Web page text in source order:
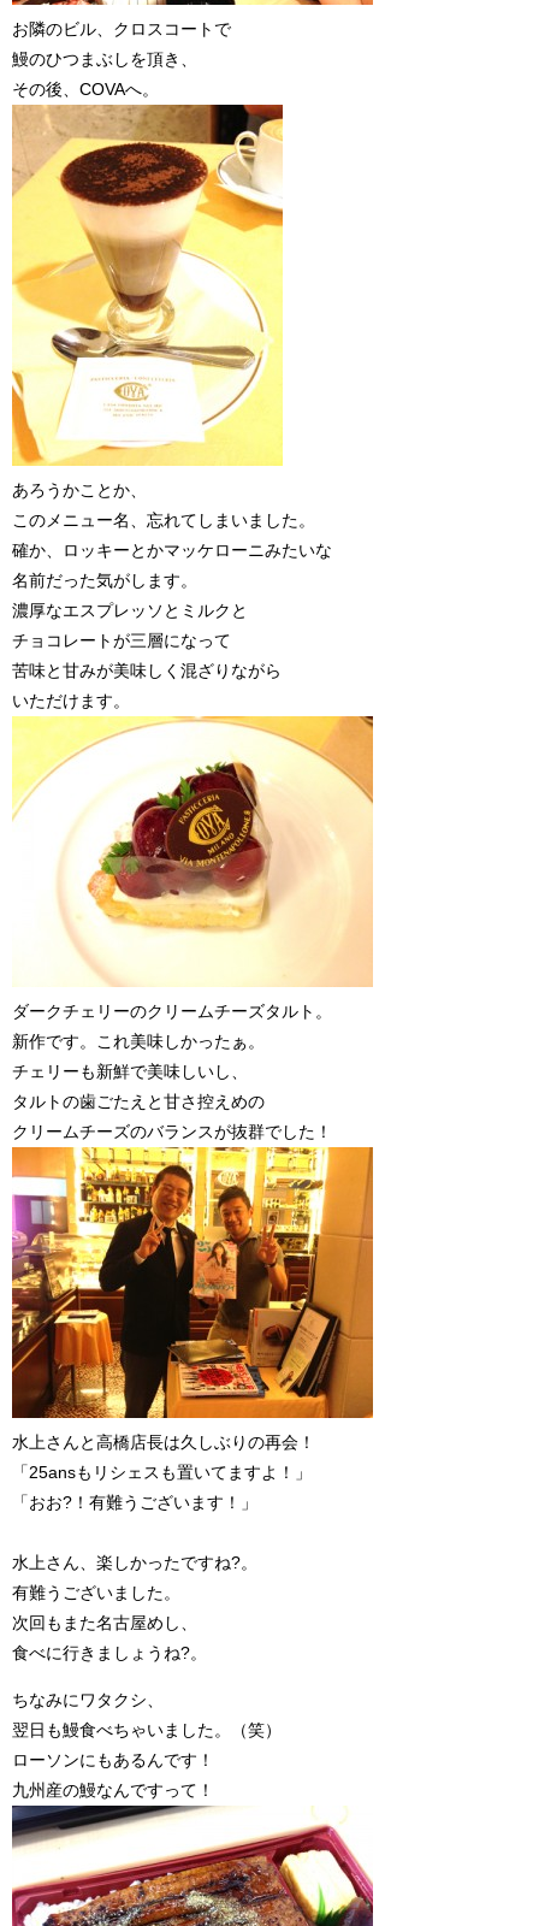
お隣のビル、クロスコートで
鰻のひつまぶしを頂き、
その後、COVAへ。
あろうかことか、
このメニュー名、忘れてしまいました。
確か、ロッキーとかマッケローニみたいな
名前だった気がします。
濃厚なエスプレッソとミルクと
チョコレートが三層になって
苦味と甘みが美味しく混ざりながら
いただけます。
ダークチェリーのクリームチーズタルト。
新作です。これ美味しかったぁ。
チェリーも新鮮で美味しいし、
タルトの歯ごたえと甘さ控えめの
クリームチーズのバランスが抜群でした！
水上さんと高橋店長は久しぶりの再会！
「25ansもリシェスも置いてますよ！」
「おお?！有難うございます！」
水上さん、楽しかったですね?。
有難うございました。
次回もまた名古屋めし、
食べに行きましょうね?。
ちなみにワタクシ、
翌日も鰻食べちゃいました。（笑）
ローソンにもあるんです！
九州産の鰻なんですって！